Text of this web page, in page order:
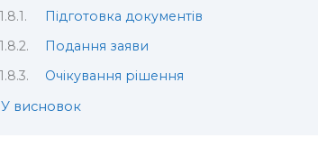
Підготовка документів
Подання заяви
Очікування рішення
У висновок